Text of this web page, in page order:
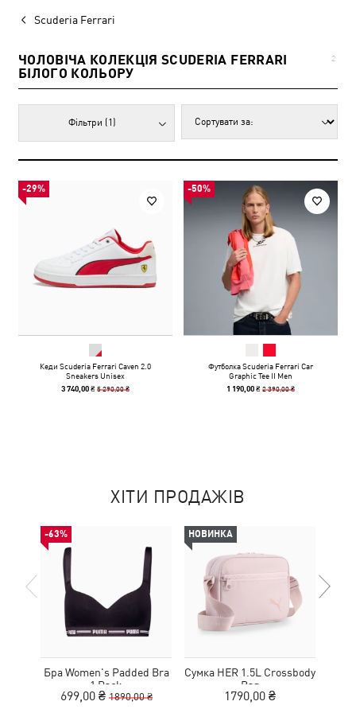
Scuderia Ferrari
ЧОЛОВІЧА КОЛЕКЦІЯ SCUDERIA FERRARI
БІЛОГО КОЛЬОРУ
2
Фільтри (1)
-29%
Кеди Scuderia Ferrari Caven 2.0
Sneakers Unisex
3 740,00 ₴5 290,00 ₴
-50%
Футболка Scuderia Ferrari Car
Graphic Tee II Men
1 190,00 ₴2 390,00 ₴
ХІТИ ПРОДАЖІВ
-63%
Бра Women's Padded Bra
1 Pack
699,00 ₴ 1890,00 ₴
НОВИНКА
Сумка HER 1.5L Crossbody
Bag
1790,00 ₴